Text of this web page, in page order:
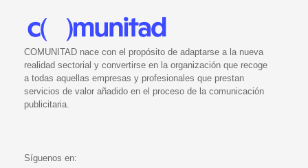
COMUNITAD nace con el propósito de adaptarse a la nueva
realidad sectorial y convertirse en la organización que recoge
a todas aquellas empresas y profesionales que prestan
servicios de valor añadido en el proceso de la comunicación
publicitaria.
Síguenos en: